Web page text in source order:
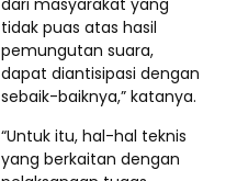
tidak puas atas hasil
pemungutan suara,
dapat diantisipasi dengan
sebaik-baiknya,” katanya.
“Untuk itu, hal-hal teknis
yang berkaitan dengan